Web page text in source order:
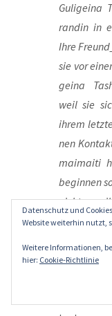
Guli­geina
ran­din in
Ihre
sie vor
geina
weil sie
ihrem
nen
ma­i­ma­i­ti
begin­nen
nichts von
Sam­my
Damit
sowie
Datenschutz und
Website weiterhin nutzt,
Weitere Informationen,
hier: Cookie-Richtlinie